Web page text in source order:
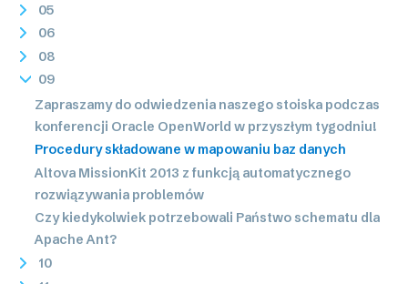
05
06
08
09
Zapraszamy do odwiedzenia naszego stoiska podczas
konferencji Oracle OpenWorld w przyszłym tygodniu!
Procedury składowane w mapowaniu baz danych
Altova MissionKit 2013 z funkcją automatycznego
rozwiązywania problemów
Czy kiedykolwiek potrzebowali Państwo schematu dla
Apache Ant?
10